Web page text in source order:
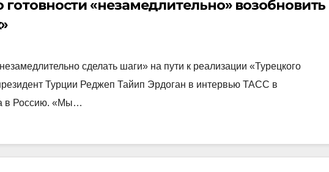
готовности «незамедлительно» возобновить
сделать шаги» на пути к реализации «Турецкого
Турции Реджеп Тайип Эрдоган в интервью ТАСС в
в Россию. «Мы…